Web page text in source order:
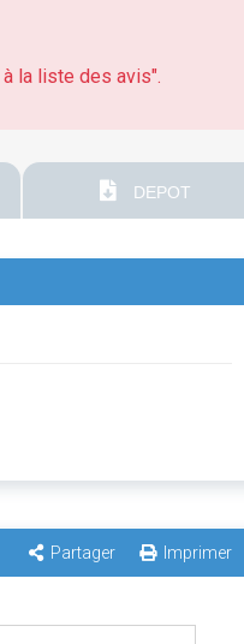
la liste des avis".
DEPOT
Partager Imprimer